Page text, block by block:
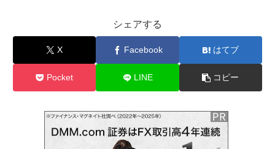
シェアする
X Facebook はてブ
Pocket LINE コピー